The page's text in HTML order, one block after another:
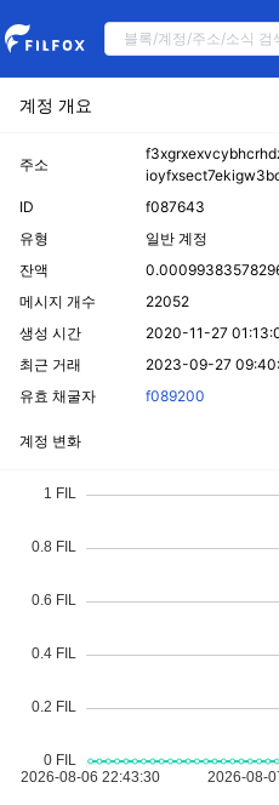
계정 개요
주소
ID
f087643
유형
일반 계정
잔액
메시지 개수
22052
생성 시간
2020-11-27
최근 거래
2023-09-27
유효 채굴자
f089200
계정 변화